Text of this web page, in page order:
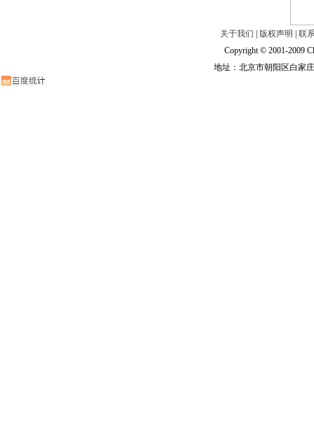
关于我们 版权声明
联
Copyright © 2001-2009
地址：北京市朝阳区白家